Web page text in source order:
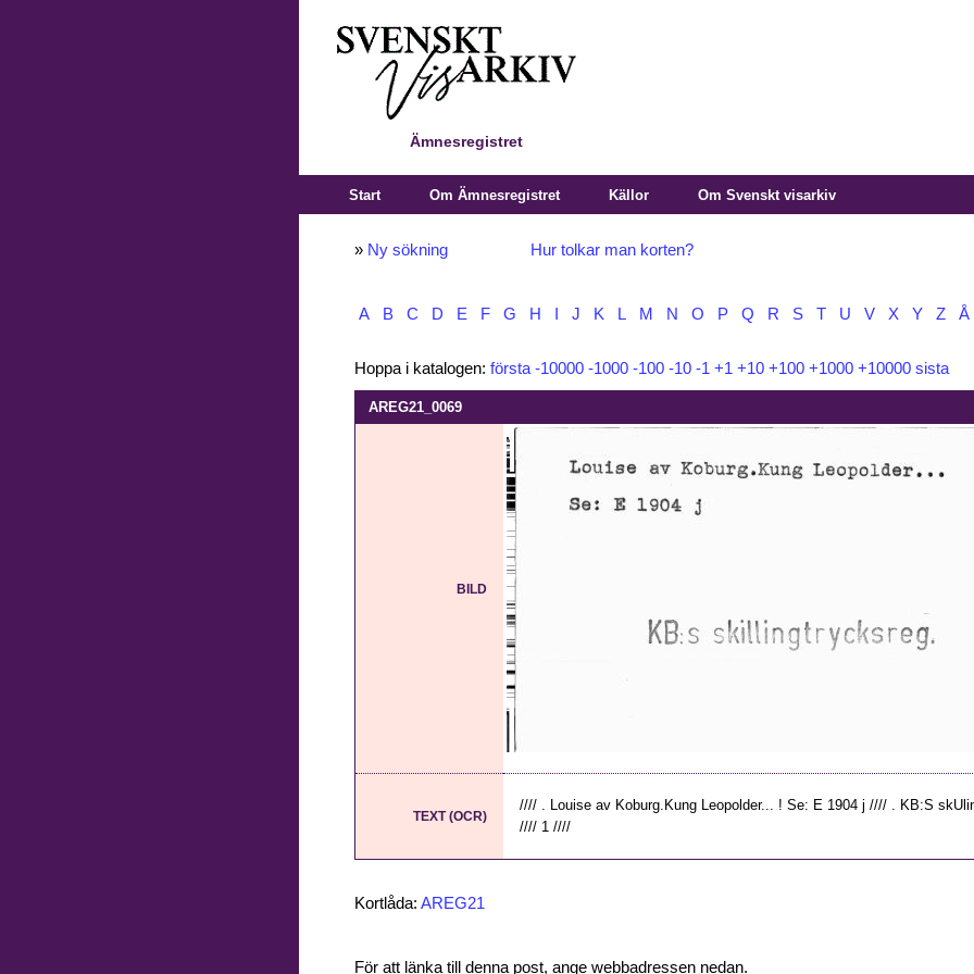
Ämnesregistret
Start Om Ämnesregistret Källor Om Svenskt visarkiv
» Ny sökning Hur tolkar man korten?
A B C D E F G H J K L M N O P Q R S T U V X Y Z Å
Hoppa i katalogen: första -10000 -1000 -100 -10 -1 +1 +10 +100 +1000 +10000 sista
AREG21_0069
BILD
TEXT (OCR)
//// . Louise av Koburg.Kung Leopolder... ! Se: E 1904 j //// . KB:S
//// 1 ////
Kortlåda: AREG21
För att länka till denna post, ange webbadressen nedan.